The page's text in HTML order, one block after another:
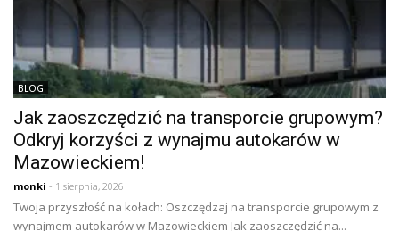
BLOG
Jak zaoszczędzić na transporcie grupowym?
Odkryj korzyści z wynajmu autokarów w
Mazowieckiem!
monki - 1 sierpnia, 2026
Twoja przyszłość na kołach: Oszczędzaj na transporcie grupowym z
wynajmem autokarów w Mazowieckiem Jak zaoszczędzić na...